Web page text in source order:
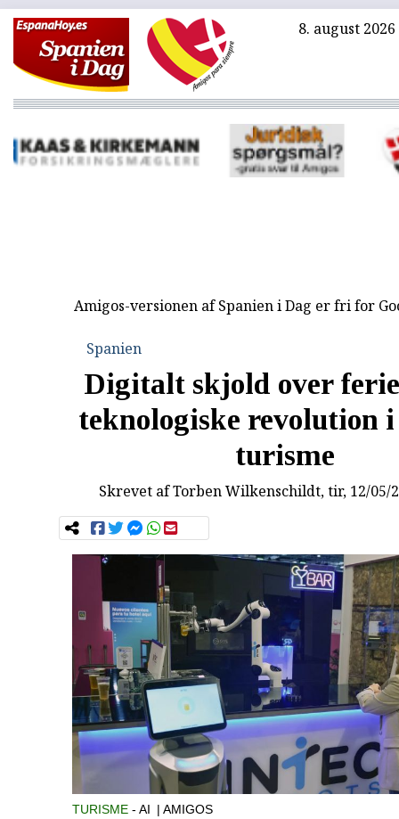
8. august 2026
Amigos-versionen af Spanien i Dag er fri for
Spanien
Digitalt skjold over
teknologiske revolution i
turisme
Skrevet afTorben Wilkenschildt, tir, 12/05/
TURISME AI | AMIGOS